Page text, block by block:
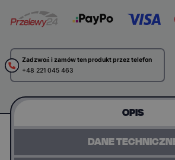
Zadzwoń i zamów ten produkt przez telefon
+48 221 045 463
OPIS
DANE